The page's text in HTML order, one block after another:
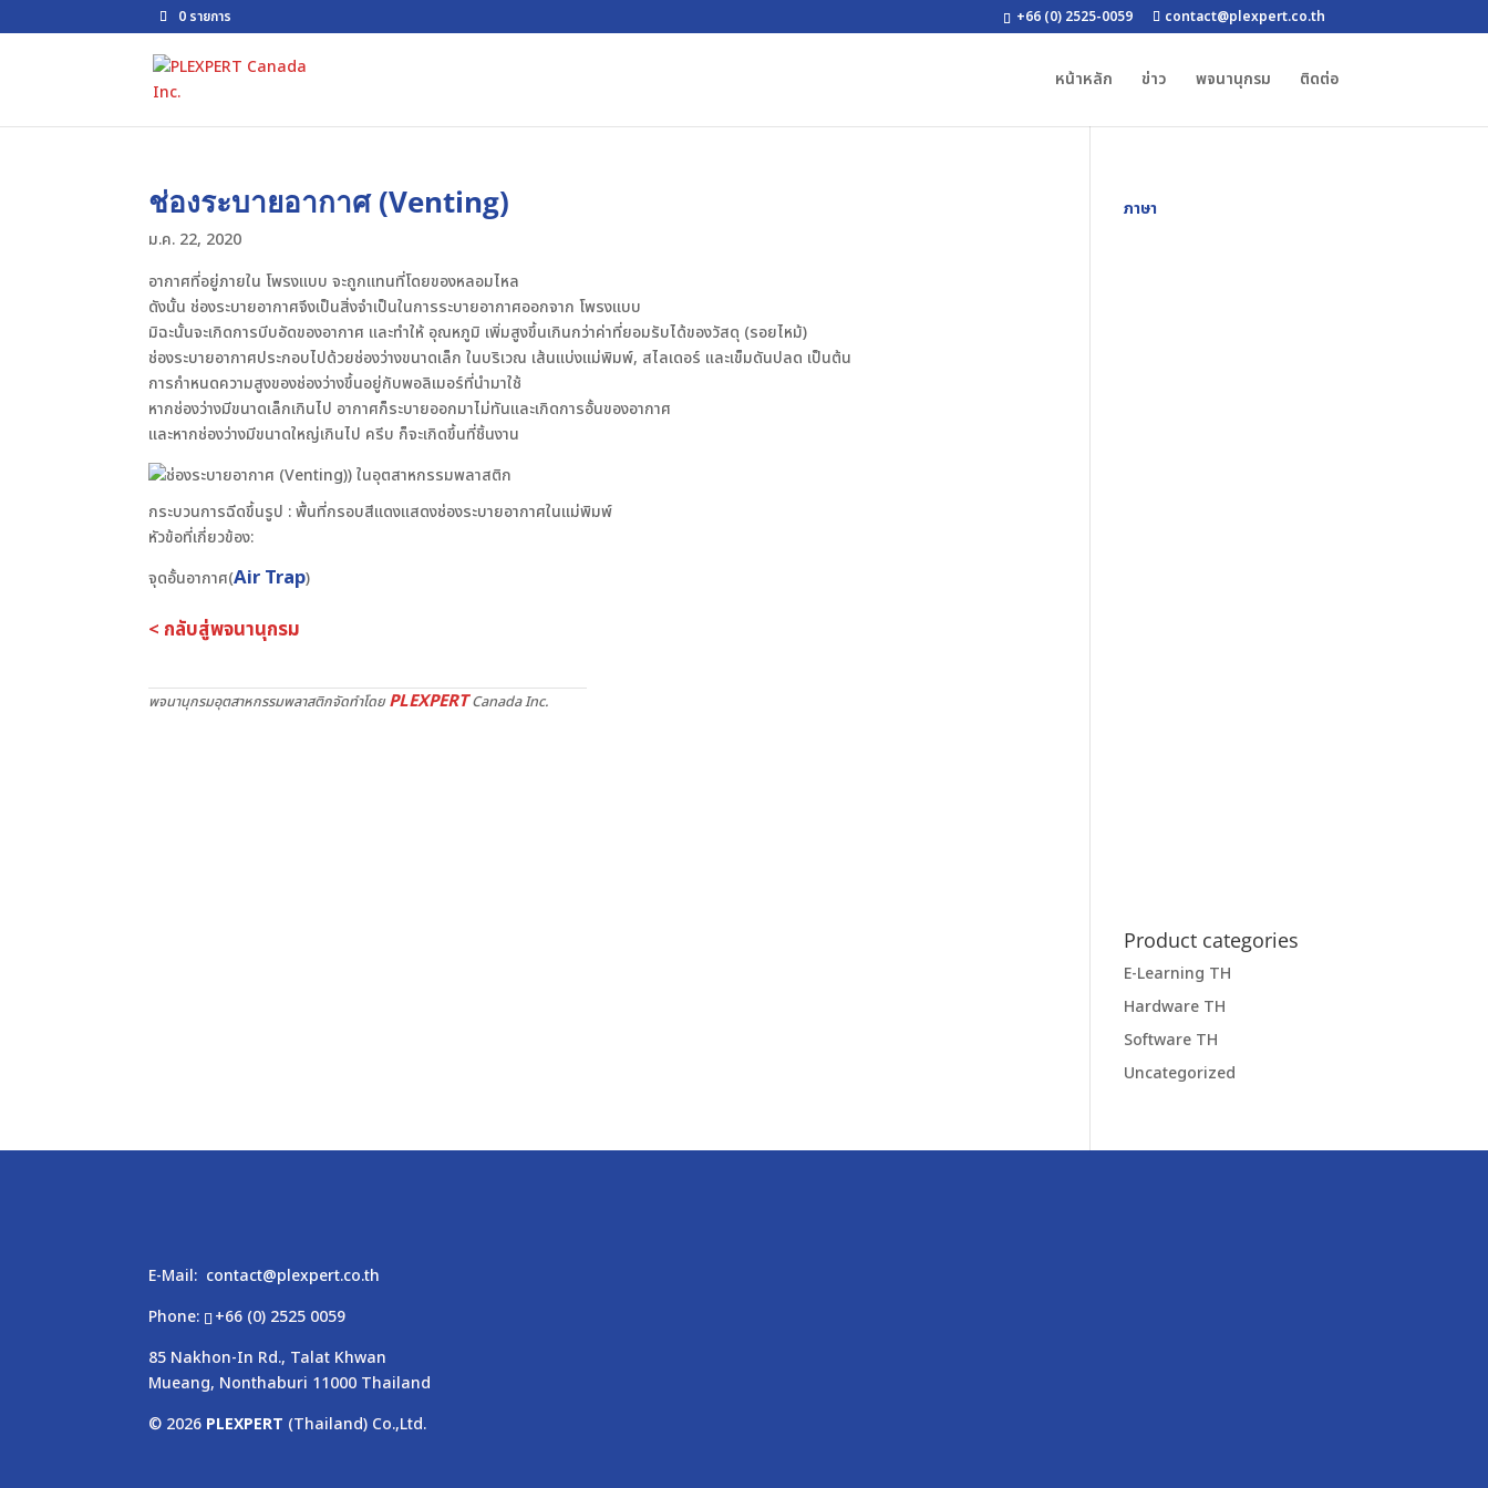
+66 (0) 2525-0059 contact@plexpert.co.th
0 รายการ
หน้าหลัก ข่าว พจนานุกรม ติดต่อ
ช่องระบายอากาศ (Venting)
ม.ค. 22, 2020
อากาศที่อยู่ภายใน โพรงแบบ จะถูกแทนที่โดยของหลอมไหล
ดังนั้น ช่องระบายอากาศจึงเป็นสิ่งจำเป็นในการระบายอากาศออกจาก โพรงแบบ
มิฉะนั้นจะเกิดการบีบอัดของอากาศ และทำให้ อุณหภูมิ เพิ่มสูงขึ้นเกินกว่าค่าที่ยอมรับได้ของวัสดุ (รอยไหม้)
ช่องระบายอากาศประกอบไปด้วยช่องว่างขนาดเล็ก ในบริเวณ เส้นแบ่งแม่พิมพ์, สไลเดอร์ และเข็มดันปลด เป็นต้น
การกำหนดความสูงของช่องว่างขึ้นอยู่กับพอลิเมอร์ที่นำมาใช้
หากช่องว่างมีขนาดเล็กเกินไป อากาศก็ระบายออกมาไม่ทันและเกิดการอั้นของอากาศ
และหากช่องว่างมีขนาดใหญ่เกินไป ครีบ ก็จะเกิดขึ้นที่ชิ้นงาน
กระบวนการฉีดขึ้นรูป : พื้นที่กรอบสีแดงแสดงช่องระบายอากาศในแม่พิมพ์
หัวข้อที่เกี่ยวข้อง:
จุดอั้นอากาศ(Air Trap)
< กลับสู่พจนานุกรม
พจนานุกรมอุตสาหกรรมพลาสติกจัดทำโดยPLEXPERTCanada Inc.
ภาษา
Product categories
E-Learning TH
Hardware TH
Software TH
Uncategorized
E-Mail: contact@plexpert.co.th
Phone:
+66 (0) 2525 0059
85 Nakhon-In Rd., Talat Khwan
Mueang, Nonthaburi 11000 Thailand
© 2026 PLEXPERT (Thailand) Co.,Ltd.